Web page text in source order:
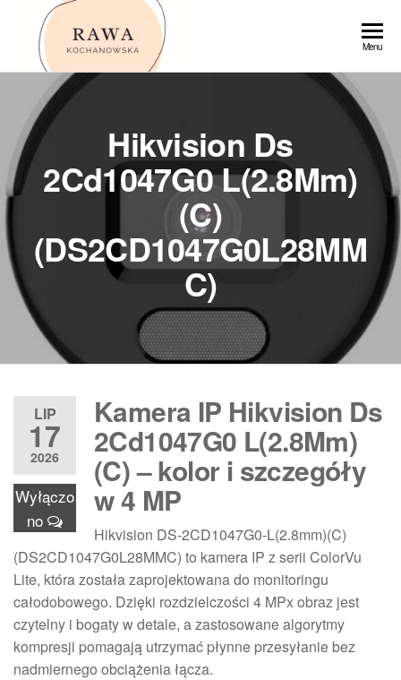
Przejdź
Menu
Hikvision Ds
2Cd1047G0 L(2.8Mm)
(C)
(DS2CD1047G0L28MM
C)
LIP
17
2026
Wyłączo
no
Kamera IP Hikvision Ds
2Cd1047G0 L(2.8Mm)
(C) – kolor i szczegóły
w 4 MP
Hikvision DS-2CD1047G0-L(2.8mm)(C)
(DS2CD1047G0L28MMC) to kamera IP z serii ColorVu
Lite, która została zaprojektowana do monitoringu
całodobowego. Dzięki rozdzielczości 4 MPx obraz jest
czytelny i bogaty w detale, a zastosowane algorytmy
kompresji pomagają utrzymać płynne przesyłanie bez
nadmiernego obciążenia łącza.